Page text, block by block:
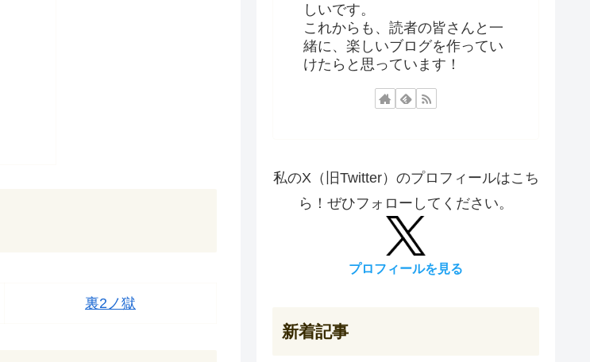
裏2ノ獄
しいです。
これからも、読者の皆さんと一
緒に、楽しいブログを作ってい
けたらと思っています！
私のX（旧Twitter）のプロフィールはこち
ら！ぜひフォローしてください。
プロフィールを見る
新着記事